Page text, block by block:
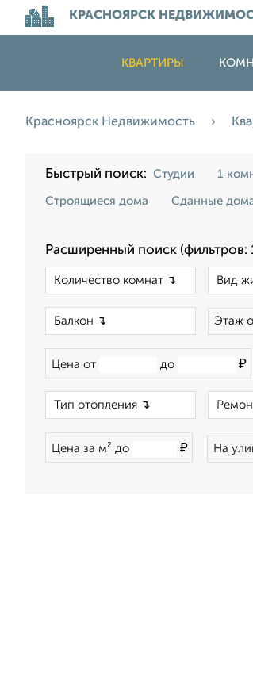
КРАСНОЯРСК
КВАРТИРЫ
Красноярск Недвижимость
Быстрый поиск: Студии
Строящиеся дома Сданные
Расширенный поиск (фильтров:
Этаж
Цена от до ₽
Цена за м² до ₽ На